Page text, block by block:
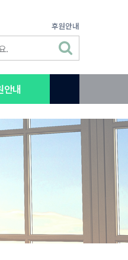
후원안내
안내